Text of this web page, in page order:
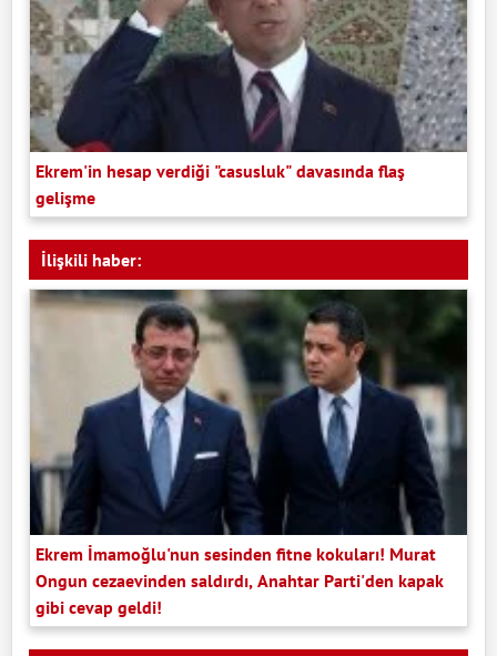
Ekrem'in hesap verdiği "casusluk" davasında flaş
gelişme
İlişkili haber:
Ekrem İmamoğlu'nun sesinden fitne kokuları! Murat
Ongun cezaevinden saldırdı, Anahtar Parti'den kapak
gibi cevap geldi!